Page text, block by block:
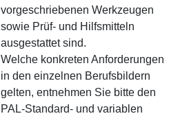
vorgeschriebenen Werkzeugen
sowie Prüf- und Hilfsmitteln
ausgestattet sind.
Welche konkreten Anforderungen
in den einzelnen Berufsbildern
gelten, entnehmen Sie bitte den
PAL-Standard- und variablen